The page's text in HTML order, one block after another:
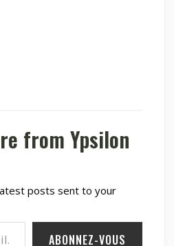
from Ypsilon
posts sent to your
ABONNEZ-VOUS